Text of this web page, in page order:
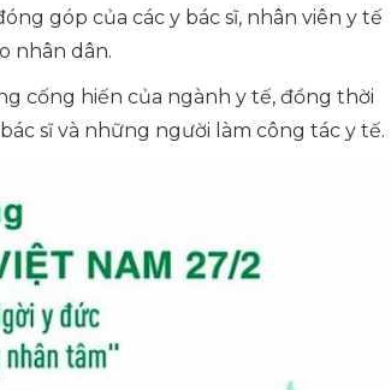
góp của các y bác sĩ, nhân viên y tế
nhân dân.
cống hiến của ngành y tế, đồng thời
sĩ và những người làm công tác y tế.